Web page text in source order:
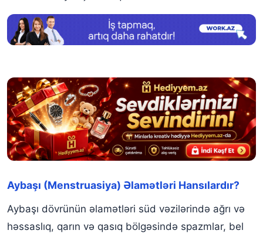
Aybaşı (Menstruasiya) Əlamətləri Hansılardır?
Aybaşı dövrünün əlamətləri süd vəzilərində ağrı və
həssaslıq, qarın və qasıq bölgəsində spazmlar, bel